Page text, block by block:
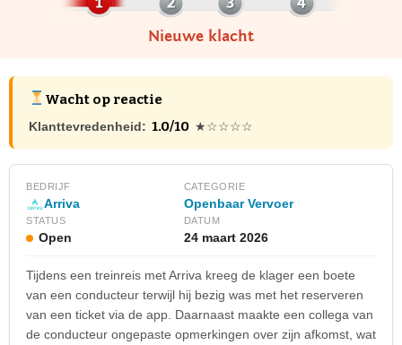
Nieuwe klacht
Wacht op reactie
Klanttevredenheid: 1.0/10 ★☆☆☆☆
BEDRIJF
Arriva
CATEGORIE
Openbaar Vervoer
STATUS
Open
DATUM
24 maart 2026
Tijdens een treinreis met Arriva kreeg de klager een boete
van een conducteur terwijl hij bezig was met het reserveren
van een ticket via de app. Daarnaast maakte een collega van
de conducteur ongepaste opmerkingen over zijn afkomst, wat